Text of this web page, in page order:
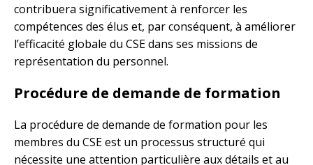
contribuera significativement à renforcer les
compétences des élus et, par conséquent, à améliorer
l’efficacité globale du CSE dans ses missions de
représentation du personnel.
Procédure de demande de formation
La procédure de demande de formation pour les
membres du CSE est un processus structuré qui
nécessite une attention particulière aux détails et au